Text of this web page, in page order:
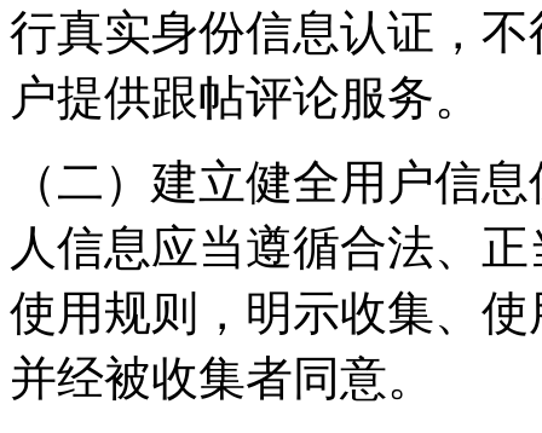
行真实身份信息认证，
户提供跟帖评论服务。
（二）建立健全用户信
人信息应当遵循合法、
使用规则，明示收集、
并经被收集者同意。